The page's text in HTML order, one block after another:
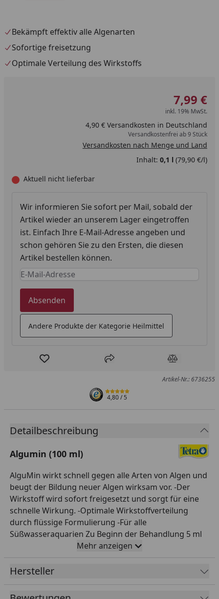
Bekämpft effektiv alle Algenarten
Sofortige freisetzung
Optimale Verteilung des Wirkstoffs
7,99 €
inkl. 19% MwSt.
4,90 € Versandkosten in Deutschland
Versandkostenfrei ab 9 Stück
Versandkosten nach Menge und Land
Inhalt: 0,1 l (79,90 €/l)
Aktuell nicht lieferbar
Wir informieren Sie sofort per Mail, sobald der
Artikel wieder an unserem Lager eingetroffen
ist. Einfach Ihre E-Mail-Adresse angeben und
schon gehören Sie zu den Ersten, die diesen
Artikel bestellen können.
Keine Eingabe erforderlich
Eingabe erforderlich
Absenden
Andere Produkte der Kategorie Heilmittel
Produkt zur Wunschliste hinzufügen
Teilen Produkt
Artikel-Nr.: 6736255
4,80/ 5
Detailbeschreibung
Algumin (100 ml)
AlguMin wirkt schnell gegen alle Arten von Algen und
beugt der Bildung neuer Algen wirksam vor. -Der
Wirkstoff wird sofort freigesetzt und sorgt für eine
schnelle Wirkung. -Optimale Wirkstoffverteilung
durch flüssige Formulierung -Für alle
Süßwasseraquarien Zu Beginn der Behandlung 5 ml
Tetra AlguMin auf 10 l Aquarienwasser geben. Bei
Bedarf alle 2 Wochen mit halber Dosierung
wiederholen. Verwenden Sie die Messskala (100 ml)
dosieren. Vor Sonneneinstrahlung schützen.
Mehr anzeigen
Hersteller